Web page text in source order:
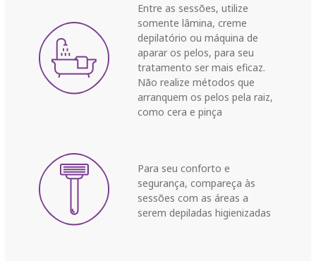
Entre as sessões, utilize
somente lâmina, creme
depilatório ou máquina de
aparar os pelos, para seu
tratamento ser mais eficaz.
Não realize métodos que
arranquem os pelos pela raiz,
como cera e pinça
Para seu conforto e
segurança, compareça às
sessões com as áreas a
serem depiladas higienizadas